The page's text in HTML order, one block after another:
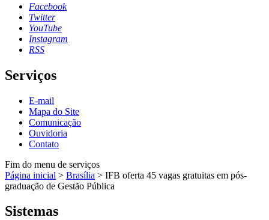
Facebook
Twitter
YouTube
Instagram
RSS
Serviços
E-mail
Mapa do Site
Comunicação
Ouvidoria
Contato
Fim do menu de serviços
Página inicial > Brasília > IFB oferta 45 vagas gratuitas em pós-
graduação de Gestão Pública
Sistemas